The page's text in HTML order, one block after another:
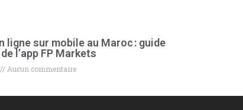
ligne sur mobile au Maroc : guide
l’app FP Markets
Aucun commentaire